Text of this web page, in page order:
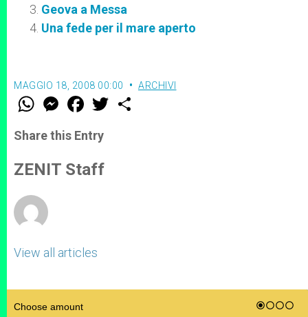
Geova a Messa
Una fede per il mare aperto
MAGGIO 18, 2008 00:00 ARCHIVI
W
t
s
p
p
M
e
s
e
g
e
F
a
e
b
o
k
w
Share this Entry
ZENIT Staff
View all articles